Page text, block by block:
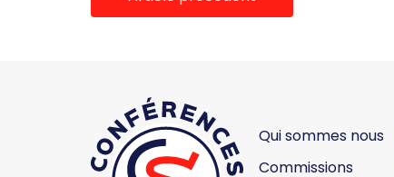
Qui sommes nous
Commissions